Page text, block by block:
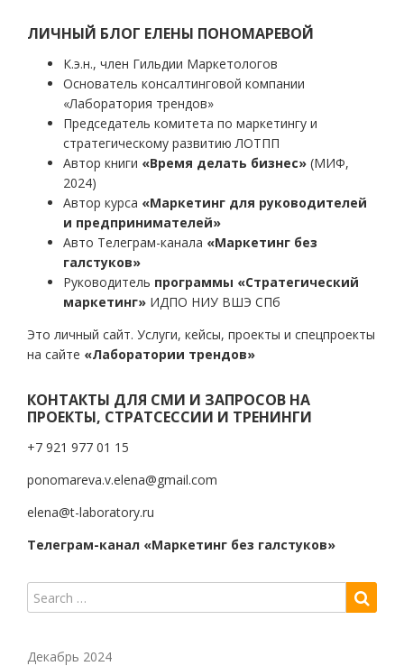
записям
ЛИЧНЫЙ БЛОГ ЕЛЕНЫ ПОНОМАРЕВОЙ
К.э.н., член Гильдии Маркетологов
Основатель консалтинговой компании
«Лаборатория трендов»
Председатель комитета по маркетингу и
стратегическому развитию ЛОТПП
Автор книги «Время делать бизнес» (МИФ,
2024)
Автор курса «Маркетинг для руководителей
и предпринимателей»
Авто Телеграм-канала «Маркетинг без
галстуков»
Руководитель программы «Стратегический
маркетинг» ИДПО НИУ ВШЭ СПб
Это личный сайт. Услуги, кейсы, проекты и спецпроекты
на сайте «Лаборатории трендов»
КОНТАКТЫ ДЛЯ СМИ И ЗАПРОСОВ НА
ПРОЕКТЫ, СТРАТСЕССИИ И ТРЕНИНГИ
+7 921 977 01 15
ponomareva.v.elena@gmail.com
elena@t-laboratory.ru
Телеграм-канал «Маркетинг без галстуков»
Декабрь 2024